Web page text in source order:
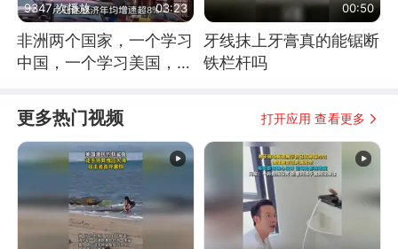
9347 次播放 03:23
非洲两个国家，一个学习
中国，一个学习美国，结
00:50
牙线抹上牙膏真的能锯断
铁栏杆吗
更多热门视频 打开应用 查看更多